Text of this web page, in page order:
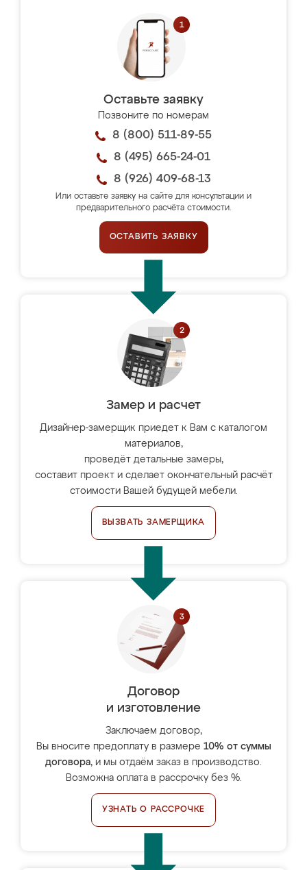
Оставьте заявку
Позвоните по номерам
8 (800) 511-89-55
8 (495) 665-24-01
8 (926) 409-68-13
Или оставьте заявку на сайте для консультации и
предварительного расчёта стоимости.
ОСТАВИТЬ ЗАЯВКУ
Замер и расчет
Дизайнер-замерщик приедет к Вам с каталогом
материалов,
проведёт детальные замеры,
составит проект и сделает окончательный расчёт
стоимости Вашей будущей мебели.
ВЫЗВАТЬ ЗАМЕРЩИКА
Договор
и изготовление
Заключаем договор,
Вы вносите предоплату в размере 10% от суммы
договора, и мы отдаём заказ в производство.
Возможна оплата в рассрочку без %.
УЗНАТЬ О РАССРОЧКЕ